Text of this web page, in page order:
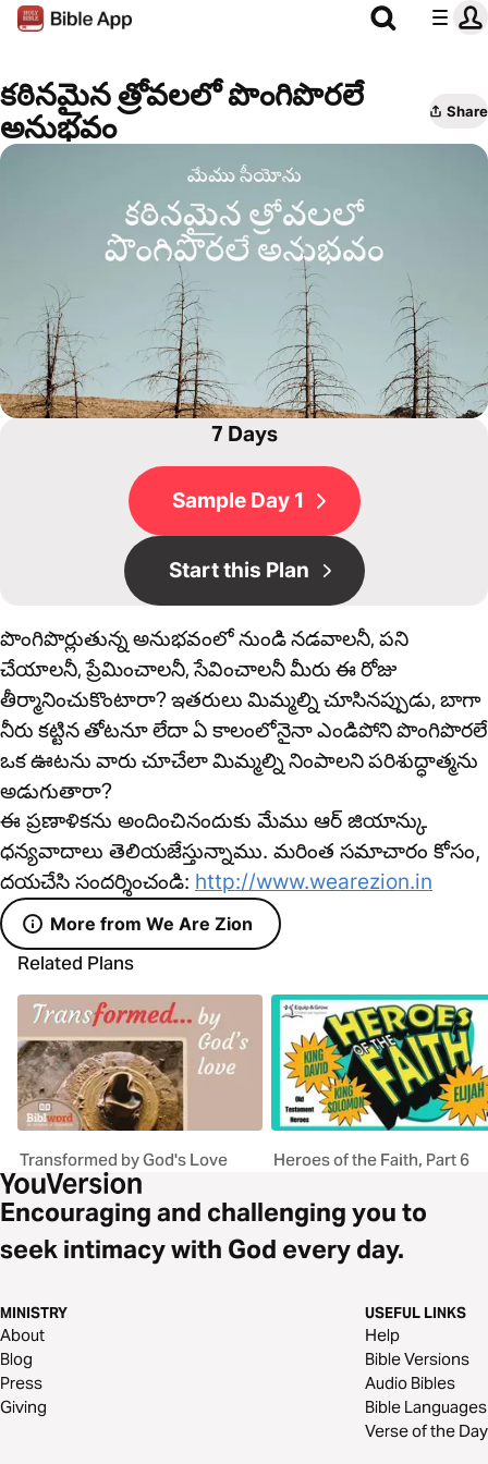
కఠినమైన త్రోవలలో పొంగిపొరలే
అనుభవం
Share
7 Days
Sample Day 1
Start this Plan
పొంగిపొర్లుతున్న అనుభవంలో నుండి నడవాలనీ, పని
చేయాలనీ, ప్రేమించాలనీ, సేవించాలనీ మీరు ఈ రోజు
తీర్మానించుకొంటారా? ఇతరులు మిమ్మల్ని చూసినప్పుడు, బాగా
నీరు కట్టిన తోటనూ లేదా ఏ కాలంలోనైనా ఎండిపోని పొంగిపొరలే
ఒక ఊటను వారు చూచేలా మిమ్మల్ని నింపాలని పరిశుద్ధాత్మను
అడుగుతారా?
ఈ ప్రణాళికను అందించినందుకు మేము ఆర్ జియాన్కు
ధన్యవాదాలు తెలియజేస్తున్నాము. మరింత సమాచారం కోసం,
దయచేసి సందర్శించండి: http://www.wearezion.in
More from We Are Zion
Related Plans
Transformed by God's Love Heroes of the Faith, Part 6
Encouraging and challenging you to
seek intimacy with God every day.
MINISTRY
About
Blog
Press
Giving
USEFUL LINKS
Help
Bible Versions
Audio Bibles
Bible Languages
Verse of the Day